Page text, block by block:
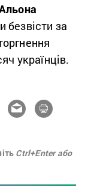
безвісти за
українців.
Ctrl+Enter або